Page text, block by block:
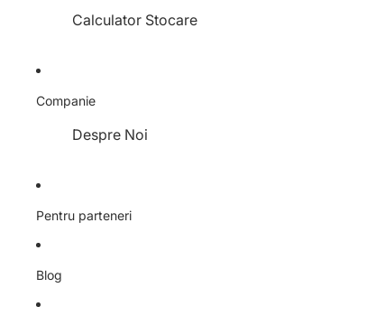
Calculator Stocare
Companie
Despre Noi
Pentru parteneri
Blog